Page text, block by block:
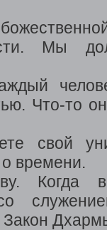
Мы
Что-то
свой
времени.
Когда
Закон